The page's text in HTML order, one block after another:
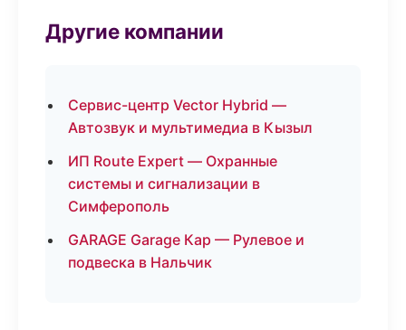
Другие компании
Сервис-центр Vector Hybrid —
Автозвук и мультимедиа в Кызыл
ИП Route Expert — Охранные
системы и сигнализации в
Симферополь
GARAGE Garage Кар — Рулевое и
подвеска в Нальчик